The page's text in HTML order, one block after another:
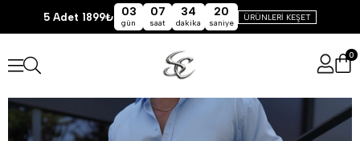
5 Adet 1899₺ 03
gün
07
saat
34
dakika
20
saniye
ÜRÜNLERİ KEŞET
0